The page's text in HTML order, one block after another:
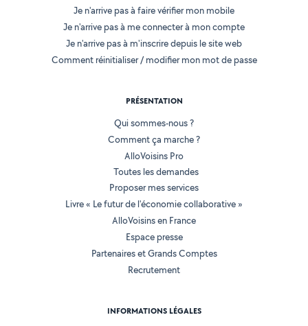
Je n'arrive pas à faire vérifier mon mobile
Je n'arrive pas à me connecter à mon compte
Je n'arrive pas à m'inscrire depuis le site web
Comment réinitialiser / modifier mon mot de passe
PRÉSENTATION
Qui sommes-nous ?
Comment ça marche ?
AlloVoisins Pro
Toutes les demandes
Proposer mes services
Livre « Le futur de l'économie collaborative »
AlloVoisins en France
Espace presse
Partenaires et Grands Comptes
Recrutement
INFORMATIONS LÉGALES